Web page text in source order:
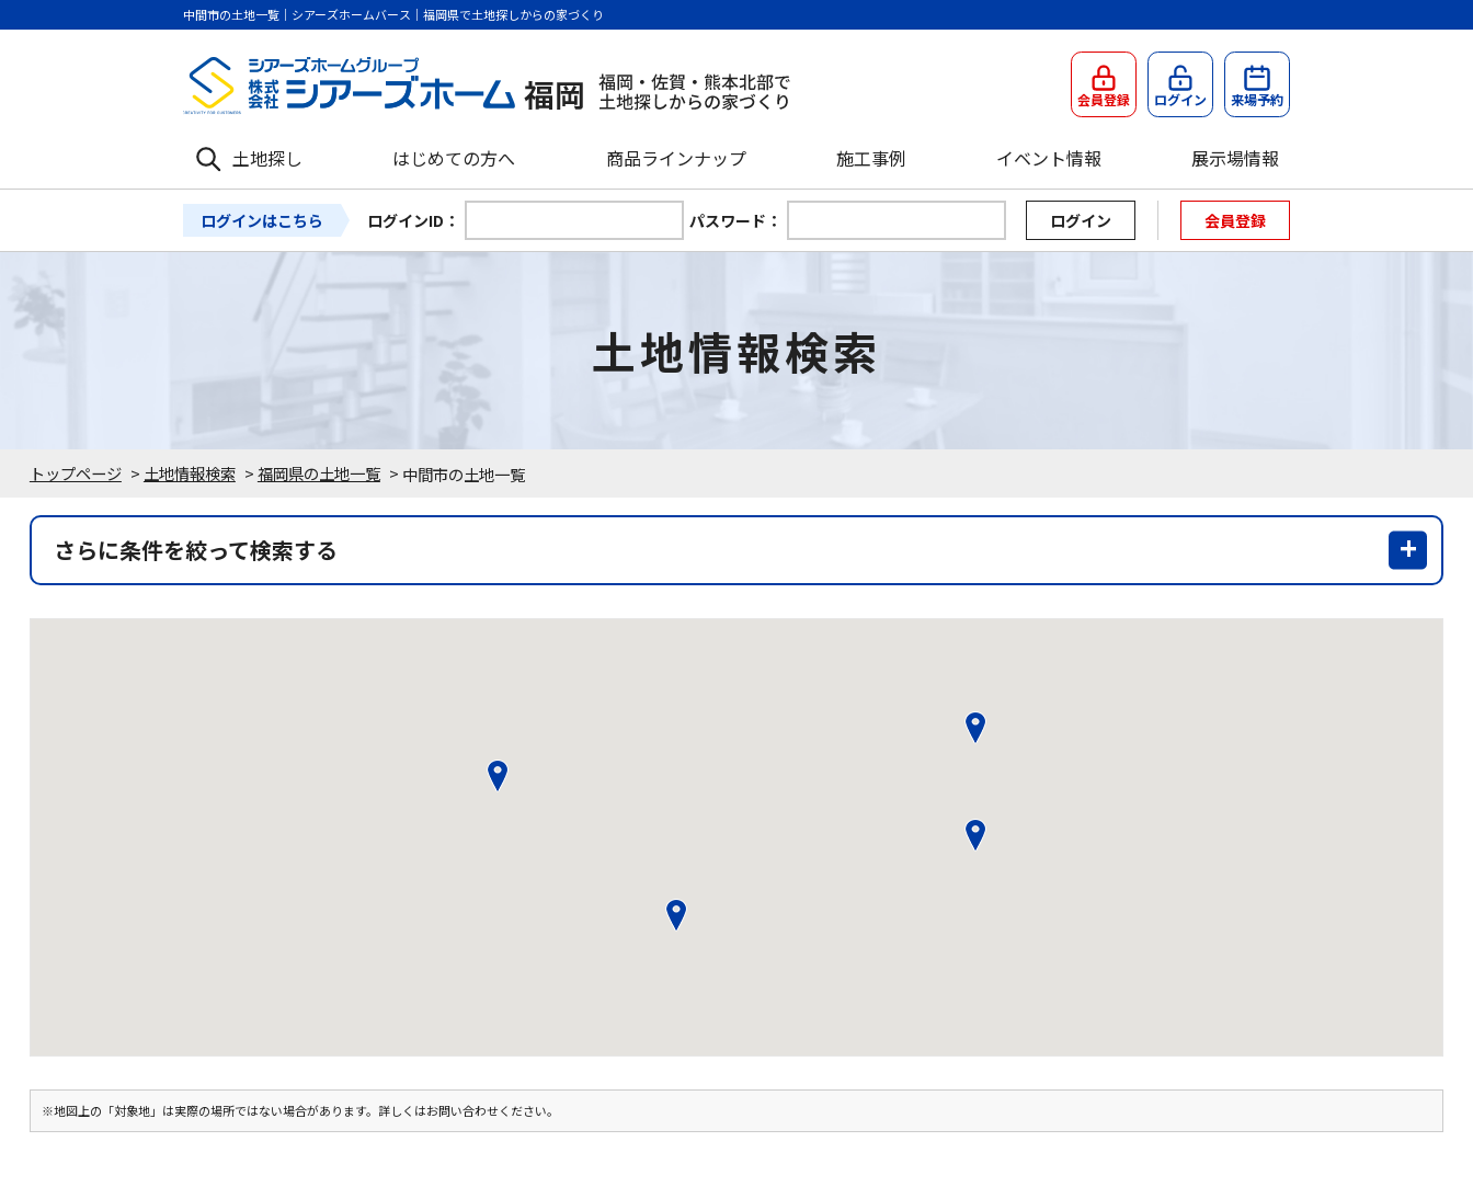
中間市の土地一覧｜シアーズホームバース｜福岡県で土地探しからの家づくり
会員登録 ログイン 来場予約
土地探し はじめての方へ 商品ラインナップ 施工事例 イベント情報 展示場情報
ログインはこちら ログインID： パスワード： 会員登録
トップページ > 土地情報検索 >福岡県の土地一覧 > 中間市の土地一覧
土地情報検索
さらに条件を絞って検索する
※地図上の「対象地」は実際の場所ではない場合があります。詳しくはお問い合わせください。